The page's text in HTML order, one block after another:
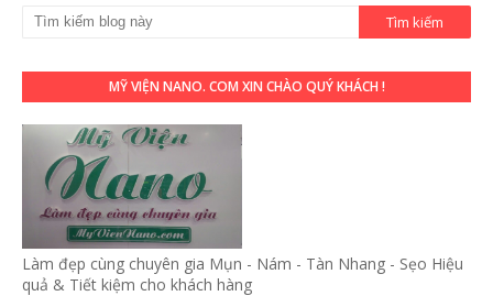
MỸ VIỆN NANO. COM XIN CHÀO QUÝ KHÁCH !
Làm đẹp cùng chuyên gia Mụn - Nám - Tàn Nhang - Sẹo Hiệu
quả & Tiết kiệm cho khách hàng